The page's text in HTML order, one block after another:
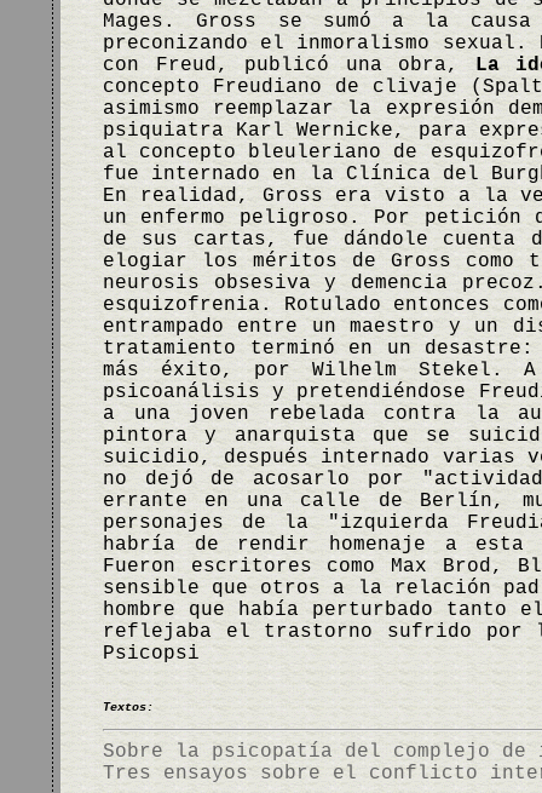
Mages. Gross se sumó a la
preconizando el inmoralismo sexual.
con Freud, publicó una obra, La
concepto Freudiano de clivaje
asimismo reemplazar la expresión
psiquiatra Karl Wernicke, para
al concepto bleuleriano de
fue internado en la Clínica del
En realidad, Gross era visto a la
un enfermo peligroso. Por
de sus cartas, fue dándole
elogiar los méritos de Gross como
neurosis obsesiva y demencia
esquizofrenia. Rotulado entonces
entrampado entre un maestro y
tratamiento terminó en un
más éxito, por Wilhelm Stekel.
psicoanálisis y pretendiéndose
a una joven rebelada contra la
pintora y anarquista que se
suicidio, después internado varias
no dejó de acosarlo por
errante en una calle de Berlín,
personajes de la "izquierda
habría de rendir homenaje a
Fueron escritores como Max Brod,
sensible que otros a la relación
hombre que había perturbado tanto
reflejaba el trastorno sufrido por
Psicopsi
Textos:
Sobre la psicopatía del complejo
Tres ensayos sobre el conflicto